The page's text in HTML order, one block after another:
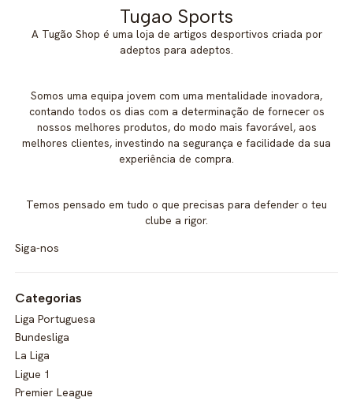
Tugao Sports
A Tugão Shop é uma loja de artigos desportivos criada por
adeptos para adeptos.
Somos uma equipa jovem com uma mentalidade inovadora,
contando todos os dias com a determinação de fornecer os
nossos melhores produtos, do modo mais favorável, aos
melhores clientes, investindo na segurança e facilidade da sua
experiência de compra.
Temos pensado em tudo o que precisas para defender o teu
clube a rigor.
Siga-nos
Categorias
Liga Portuguesa
Bundesliga
La Liga
Ligue 1
Premier League